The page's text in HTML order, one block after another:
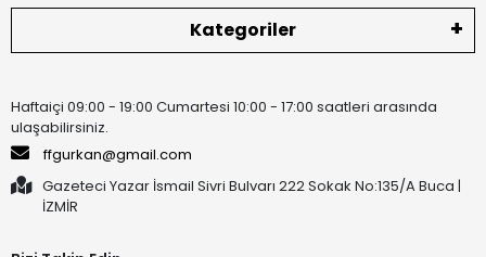
Kategoriler
Haftaiçi 09:00 - 19:00 Cumartesi 10:00 - 17:00 saatleri arasında
ulaşabilirsiniz.
ffgurkan@gmail.com
Gazeteci Yazar İsmail Sivri Bulvarı 222 Sokak No:135/A Buca |
İZMİR